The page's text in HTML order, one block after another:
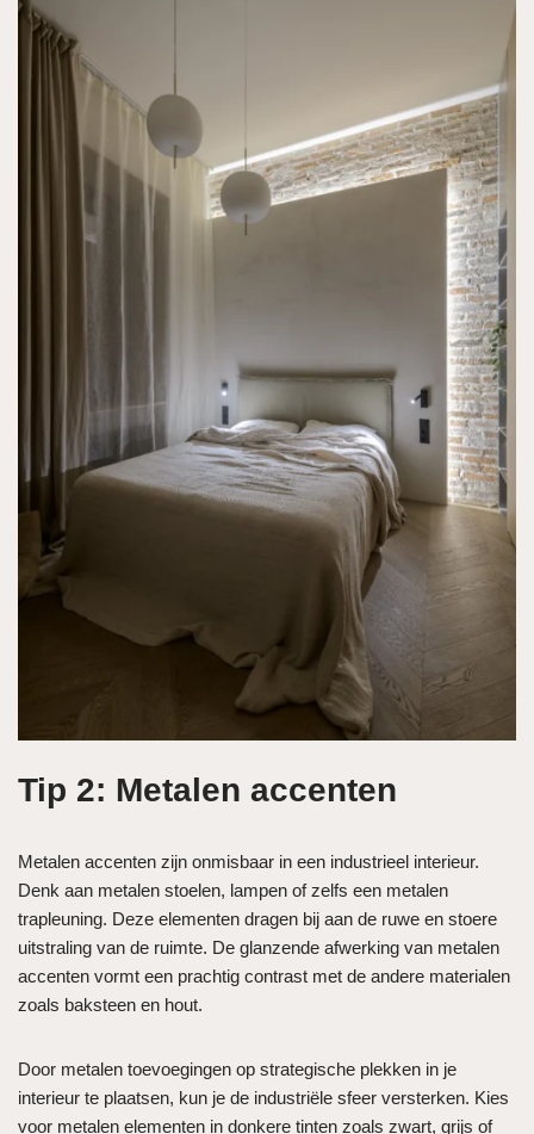
Tip 2: Metalen accenten
Metalen accenten zijn onmisbaar in een industrieel interieur.
Denk aan metalen stoelen, lampen of zelfs een metalen
trapleuning. Deze elementen dragen bij aan de ruwe en stoere
uitstraling van de ruimte. De glanzende afwerking van metalen
accenten vormt een prachtig contrast met de andere materialen
zoals baksteen en hout.
Door metalen toevoegingen op strategische plekken in je
interieur te plaatsen, kun je de industriële sfeer versterken. Kies
voor metalen elementen in donkere tinten zoals zwart, grijs of